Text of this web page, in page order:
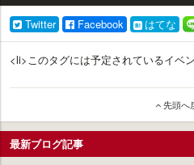
Twitter Facebook はてな
<li>このタグには予定されているイベ
先頭へ
最新ブログ記事